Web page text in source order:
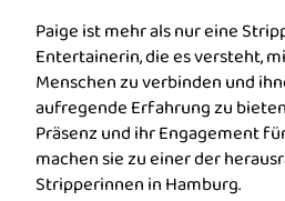
Paige ist mehr als nur eine
Entertainerin, die es versteht,
Menschen zu verbinden und
aufregende Erfahrung zu
Präsenz und ihr Engagement
machen sie zu einer der
Stripperinnen in Hamburg.